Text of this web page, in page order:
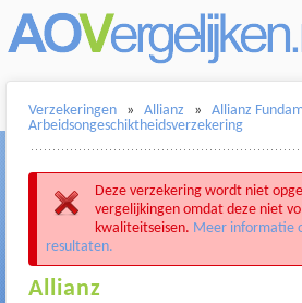
Verzekeringen » Allianz » Allianz
Arbeidsongeschiktheidsverzekering
Deze verzekering wordt niet
vergelijkingen omdat deze niet
kwaliteitseisen. Meer informatie
resultaten.
Allianz